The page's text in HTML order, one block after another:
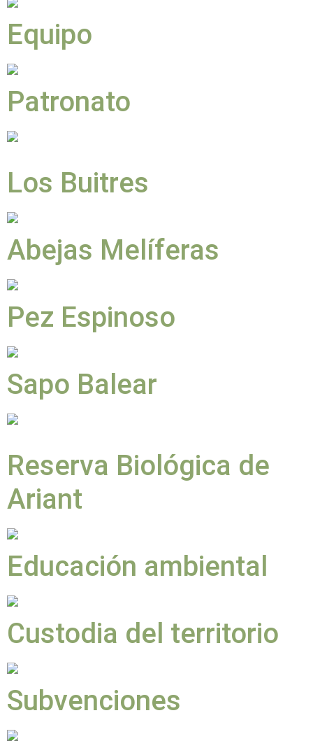
Equipo
Patronato
Los Buitres
Abejas Melíferas
Pez Espinoso
Sapo Balear
Reserva Biológica de
Ariant
Educación ambiental
Custodia del territorio
Subvenciones